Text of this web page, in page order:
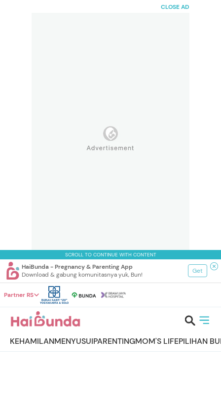
CLOSE AD
SCROLL TO CONTINUE WITH CONTENT
HaiBunda - Pregnancy & Parenting App
Download & gabung komunitasnya yuk, Bun!
Get
Partner RS
KEHAMILANMENYUSUIPARENTINGMOM'S LIFEPILIHAN